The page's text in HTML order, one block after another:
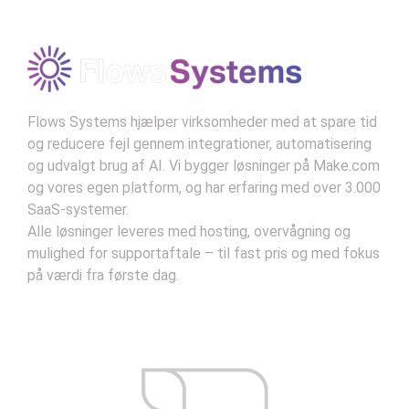
tanken om automatiseringens effekt på både
mennesker og maskiner og så dens potentiale
som et middel til fremgang.
Flows Systems hjælper virksomheder med at spare tid
og reducere fejl gennem integrationer, automatisering
og udvalgt brug af AI. Vi bygger løsninger på Make.com
og vores egen platform, og har erfaring med over 3.000
SaaS-systemer.
Alle løsninger leveres med hosting, overvågning og
mulighed for supportaftale – til fast pris og med fokus
på værdi fra første dag.